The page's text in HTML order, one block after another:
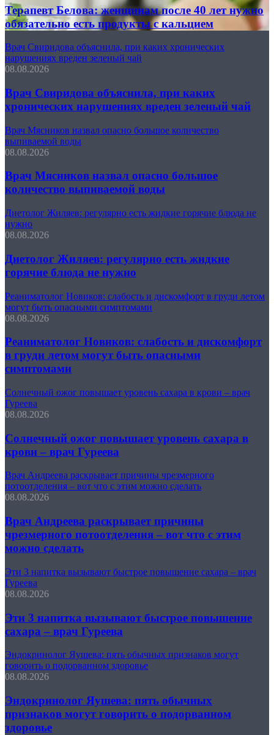
Терапевт Белова: женщинам после 40 лет нужно
обязательно есть продукты с кальцием
Врач Свиридова объяснила, при каких хронических
нарушениях вреден зеленый чай
08.08.2026
Врач Свиридова объяснила, при каких
хронических нарушениях вреден зеленый чай
Врач Мясников назвал опасно большое количество
выпиваемой воды
08.08.2026
Врач Мясников назвал опасно большое
количество выпиваемой воды
Диетолог Жиляев: регулярно есть жидкие горячие блюда не
нужно
08.08.2026
Диетолог Жиляев: регулярно есть жидкие
горячие блюда не нужно
Реаниматолог Новиков: слабость и дискомфорт в груди летом
могут быть опасными симптомами
08.08.2026
Реаниматолог Новиков: слабость и дискомфорт
в груди летом могут быть опасными
симптомами
Солнечный ожог повышает уровень сахара в крови – врач
Гуреева
08.08.2026
Солнечный ожог повышает уровень сахара в
крови – врач Гуреева
Врач Андреева раскрывает причины чрезмерного
потоотделения – вот что с этим можно сделать
08.08.2026
Врач Андреева раскрывает причины
чрезмерного потоотделения – вот что с этим
можно сделать
Эти 3 напитка вызывают быстрое повышение сахара – врач
Гуреева
08.08.2026
Эти 3 напитка вызывают быстрое повышение
сахара – врач Гуреева
Эндокринолог Яушева: пять обычных признаков могут
говорить о подорванном здоровье
08.08.2026
Эндокринолог Яушева: пять обычных
признаков могут говорить о подорванном
здоровье